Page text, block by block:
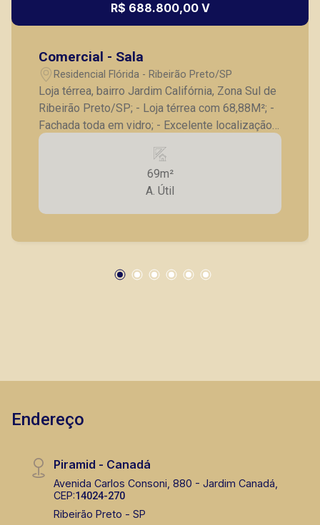
R$ 688.800,00 V
Comercial - Sala
Residencial Flórida - Ribeirão Preto/SP
Loja térrea, bairro Jardim Califórnia, Zona Sul de
Ribeirão Preto/SP; - Loja térrea com 68,88M²; -
Fachada toda em vidro; - Excelente localização.
A Piramid tem como objetivo atender seus
clientes com agilidade e segurança, em locação,
vendas de imóveis prontos, usados ou mesmo
nos principais lançamentos da cidade de
Ribeirão Preto.
69m²
A. Útil
Endereço
Piramid - Canadá
Avenida Carlos Consoni, 880 - Jardim Canadá,
CEP:14024-270
Ribeirão Preto - SP